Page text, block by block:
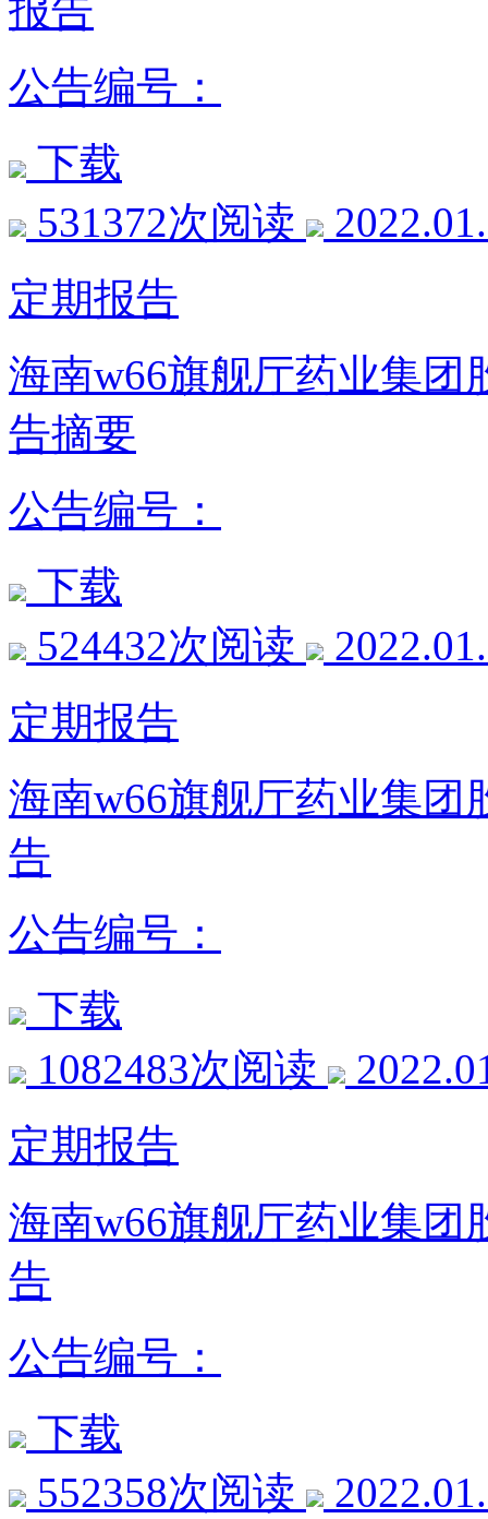
报告
公告编号：
下载
531372次阅读
定期报告
海南w66旗舰厅药业集团
告摘要
公告编号：
下载
524432次阅读
定期报告
海南w66旗舰厅药业集团
告
公告编号：
下载
1082483次阅读
定期报告
海南w66旗舰厅药业集团
告
公告编号：
下载
552358次阅读